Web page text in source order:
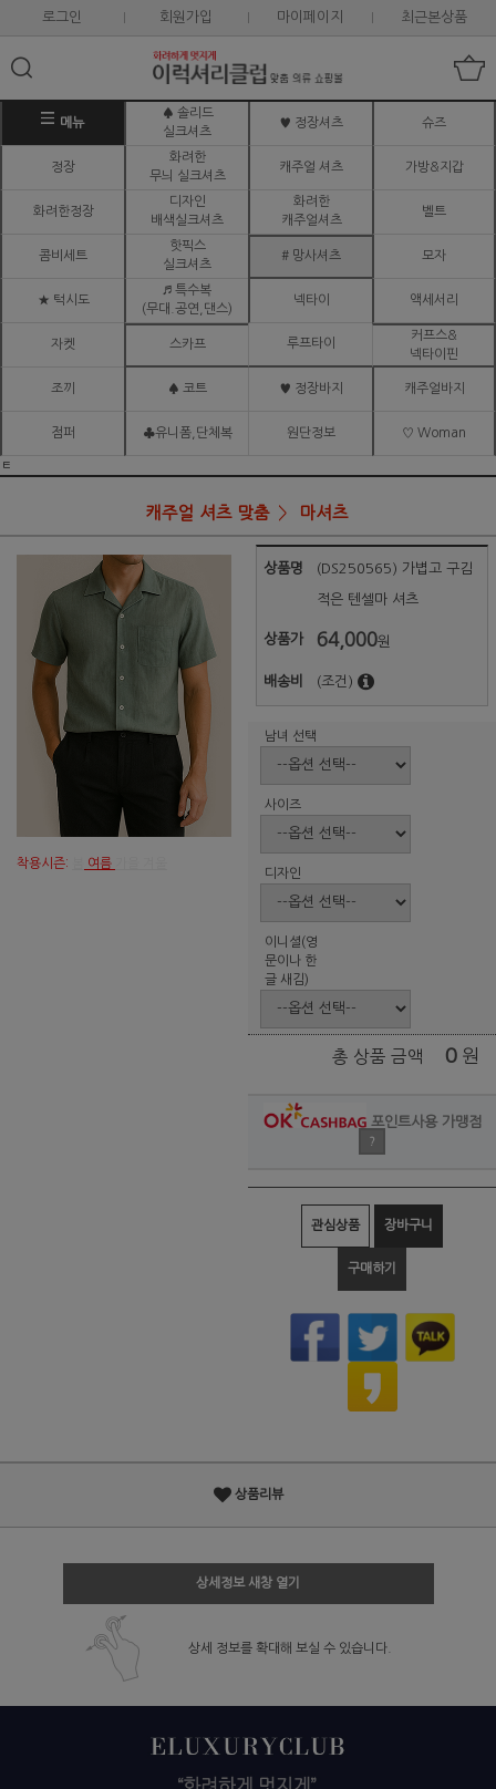
로그인 회원가입 마이페이지 최근본상품
메뉴
♠ 솔리드
실크셔츠
♥ 정장셔츠 슈즈
정장
화려한
무늬 실크셔츠
캐주얼 셔츠 가방&지갑
화려한정장
디자인
배색실크셔츠
화려한
캐주얼셔츠
벨트
콤비세트
핫픽스
실크셔츠
# 망사셔츠 모자
★ 턱시도
♬ 특수복
(무대.공연,댄스)
넥타이 액세서리
자켓 스카프 루프타이
커프스&
넥타이핀
조끼 ♠ 코트 ♥ 정장바지 캐주얼바지
점퍼 ♣유니폼,단체복 원단정보 ♡ Woman
ㅌ
캐주얼 셔츠 맞춤 마셔츠
착용시즌: 여름
상품명 (DS250565) 가볍고 구김
적은 텐셀마 셔츠
상품가 64,000원
배송비 (조건)
남녀 선택
사이즈
디자인
이니셜(영
문이나 한
글 새김)
총 상품 금액 0 원
포인트사용 가맹점
?
관심상품 장바구니
구매하기
상품리뷰
상세정보 새창 열기
상세 정보를 확대해 보실 수 있습니다.